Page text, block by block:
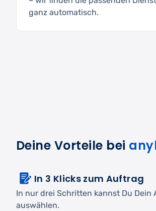
ganz automatisch.
Deine Vorteile bei
In 3 Klicks zum Auftrag
In nur drei Schritten kannst Du
auswählen.